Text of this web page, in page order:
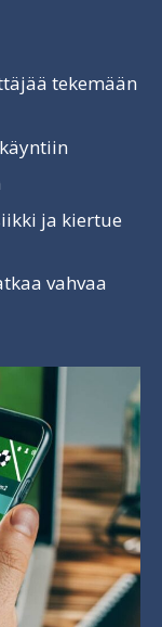
tekemään
ja kiertue
vahvaa